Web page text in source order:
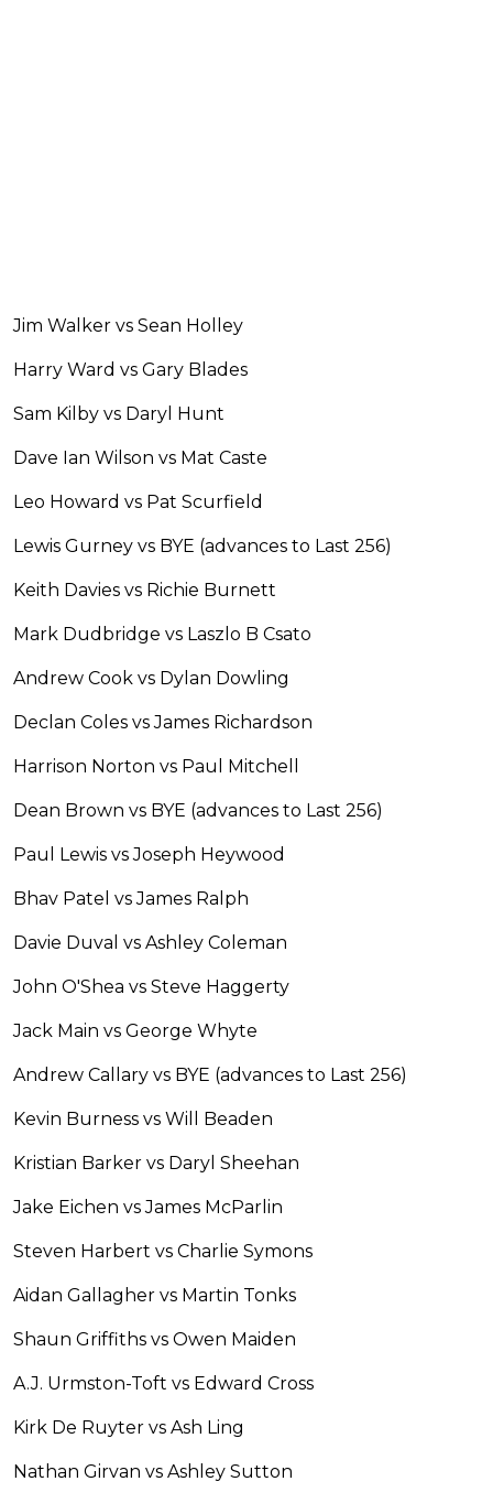
Jim Walker vs Sean Holley
Harry Ward vs Gary Blades
Sam Kilby vs Daryl Hunt
Dave Ian Wilson vs Mat Caste
Leo Howard vs Pat Scurfield
Lewis Gurney vs BYE (advances to Last 256)
Keith Davies vs Richie Burnett
Mark Dudbridge vs Laszlo B Csato
Andrew Cook vs Dylan Dowling
Declan Coles vs James Richardson
Harrison Norton vs Paul Mitchell
Dean Brown vs BYE (advances to Last 256)
Paul Lewis vs Joseph Heywood
Bhav Patel vs James Ralph
Davie Duval vs Ashley Coleman
John O'Shea vs Steve Haggerty
Jack Main vs George Whyte
Andrew Callary vs BYE (advances to Last 256)
Kevin Burness vs Will Beaden
Kristian Barker vs Daryl Sheehan
Jake Eichen vs James McParlin
Steven Harbert vs Charlie Symons
Aidan Gallagher vs Martin Tonks
Shaun Griffiths vs Owen Maiden
A.J. Urmston-Toft vs Edward Cross
Kirk De Ruyter vs Ash Ling
Nathan Girvan vs Ashley Sutton